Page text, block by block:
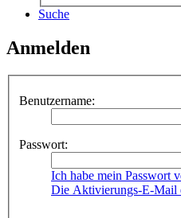
Suche
Anmelden
Benutzername:
Passwort:
Ich habe mein Passwort
Die Aktivierungs-E-Mail